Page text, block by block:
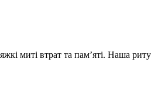
миті втрат та пам’яті. Наша